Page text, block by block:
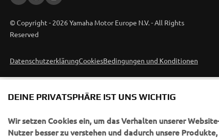
© Copyright - 2026 Yamaha Motor Europe N.V. - All Rights
Reserved
DatenschutzerklärungCookiesBedingungen und Konditionen
DEINE PRIVATSPHÄRE IST UNS WICHTIG
Wir setzen Cookies ein, um das Verhalten unserer
Nutzer besser zu verstehen und dadurch unsere Produkte,